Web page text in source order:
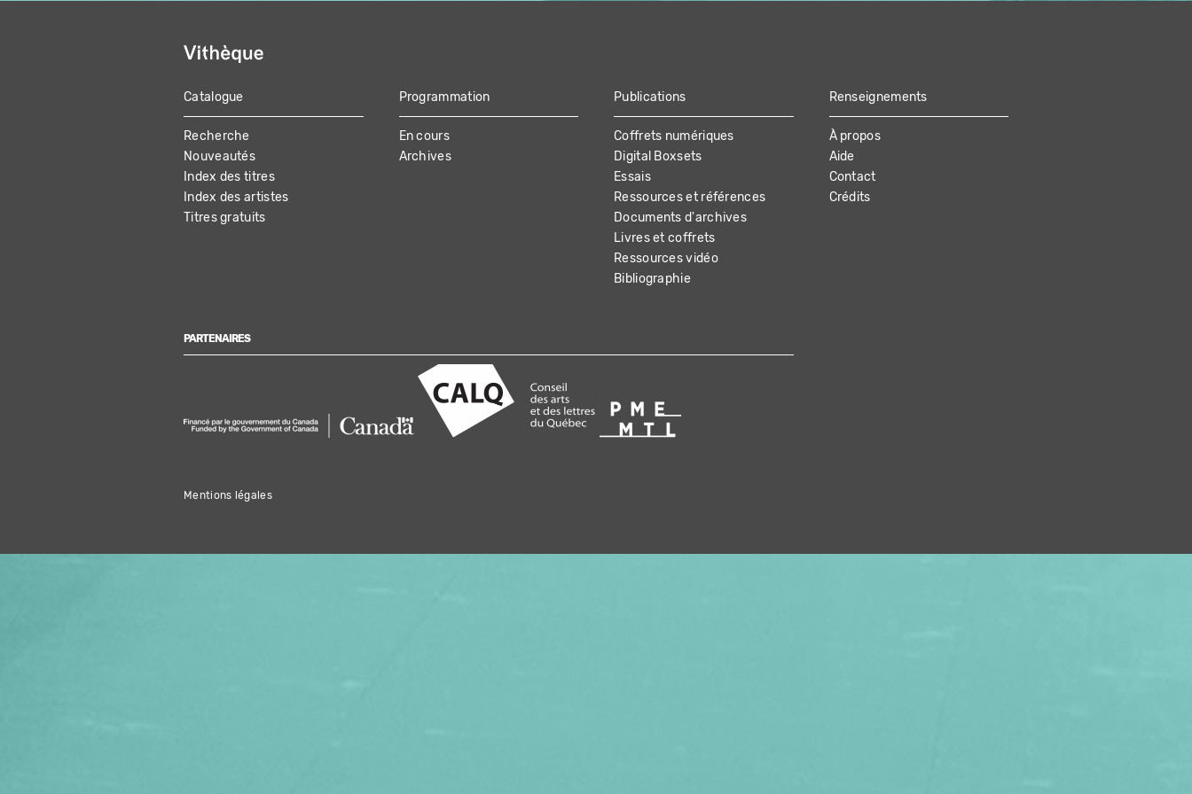
MAIN
NAVIGATION
Catalogue
Recherche
Nouveautés
Index des titres
Index des artistes
Titres gratuits
Programmation
En cours
Archives
Publications
Coffrets numériques
Digital Boxsets
Essais
Ressources et références
Documents d'archives
Livres et coffrets
Ressources vidéo
Bibliographie
Renseignements
À propos
Aide
Contact
Crédits
PARTENAIRES
Mentions légales